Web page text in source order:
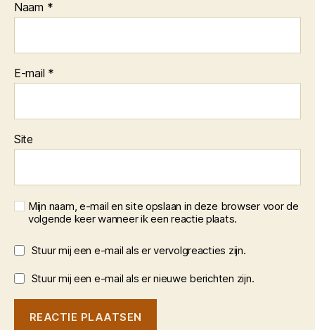
Naam *
E-mail *
Site
Mijn naam, e-mail en site opslaan in deze browser voor de
volgende keer wanneer ik een reactie plaats.
Stuur mij een e-mail als er vervolgreacties zijn.
Stuur mij een e-mail als er nieuwe berichten zijn.